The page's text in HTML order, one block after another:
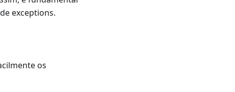
exceptions.
os